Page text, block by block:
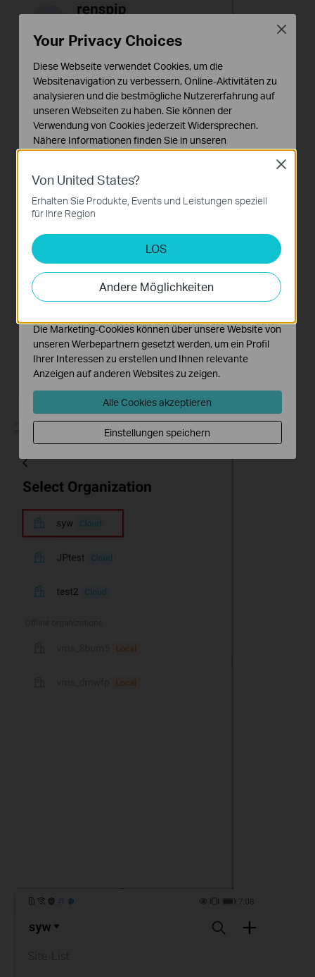
Von United States?
Erhalten Sie Produkte, Events und Leistungen speziell
für Ihre Region
LOS
Andere Möglichkeiten
Close
Your Privacy Choices
Diese Webseite verwendet Cookies, um die
Websitenavigation zu verbessern, Online-Aktivitäten zu
analysieren und die bestmögliche Nutzererfahrung auf
unseren Webseiten zu haben. Sie können der
Verwendung von Cookies jederzeit Widersprechen.
Nähere Informationen finden Sie in unseren
Datenschutzhinweisen.
Notwendige Cookies
Diese Cookies sind zur Funktion der Website
erforderlich und können in Ihren Systemen nicht
Analyse- und Marketing-Cookies
Analyse-Cookies ermöglichen es uns, Ihre Aktivitäten
auf unserer Website zu analysieren, um die
Funktionsweise unserer Website zu verbessern und
Die Marketing-Cookies können über unsere Website von
unseren Werbepartnern gesetzt werden, um ein Profil
Ihrer Interessen zu erstellen und Ihnen relevante
Anzeigen auf anderen Websites zu zeigen.
Alle Cookies akzeptieren
Einstellungen speichern
Close